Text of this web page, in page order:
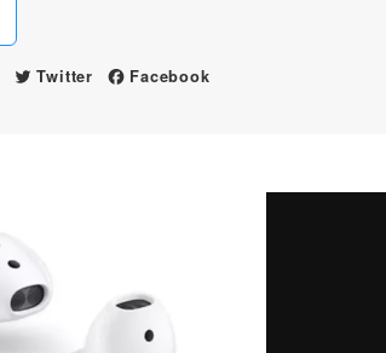
Twitter Facebook